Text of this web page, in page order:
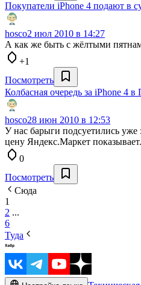
Покупатели iPhone 4 подают в
hosco2 июл 2010 в 14:27
А как же быть с жёлтыми
+1
Посмотреть
Колбасная очередь за iPhone 4
hosco28 июн 2010 в 12:53
У нас барыги подсуетились
цену Яндекс.Маркет показывает.
0
Посмотреть
Сюда
1
2 ...
6
Туда